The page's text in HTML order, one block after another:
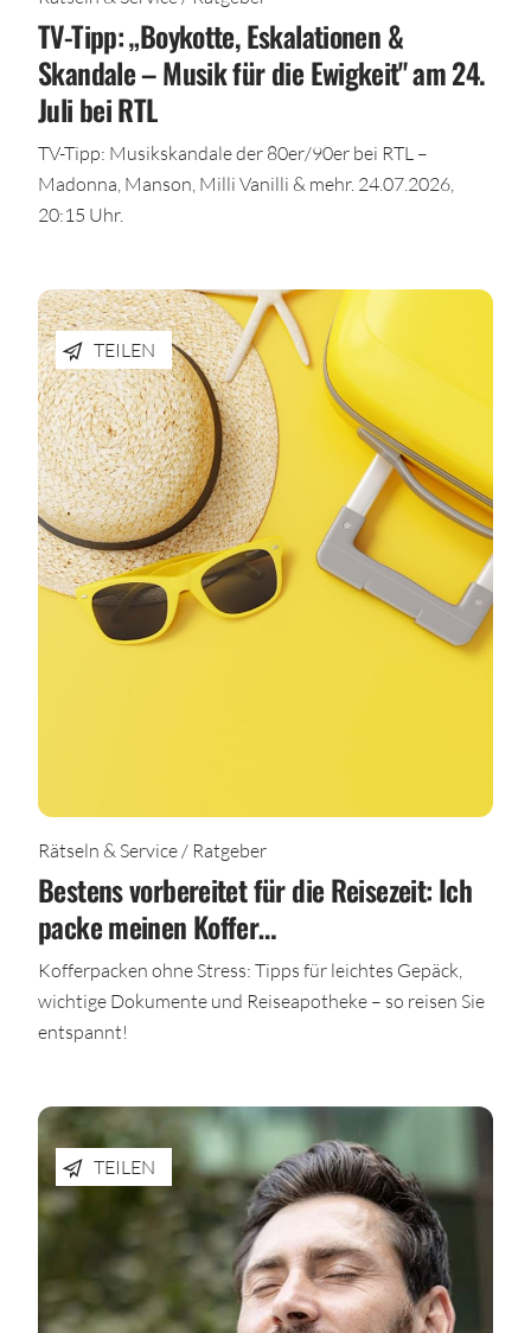
TV-Tipp: „Boykotte, Eskalationen &
Skandale – Musik für die Ewigkeit" am 24.
Juli bei RTL
TV-Tipp: Musikskandale der 80er/90er bei RTL –
Madonna, Manson, Milli Vanilli & mehr. 24.07.2026,
20:15 Uhr.
TEILEN
Rätseln & Service / Ratgeber
Bestens vorbereitet für die Reisezeit: Ich
packe meinen Koffer…
Kofferpacken ohne Stress: Tipps für leichtes Gepäck,
wichtige Dokumente und Reiseapotheke – so reisen Sie
entspannt!
TEILEN